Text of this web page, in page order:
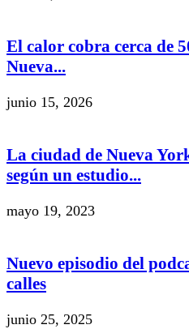
El calor cobra cerca de
Nueva...
junio 15, 2026
La ciudad de Nueva
según un estudio...
mayo 19, 2023
Nuevo episodio del
calles
junio 25, 2025